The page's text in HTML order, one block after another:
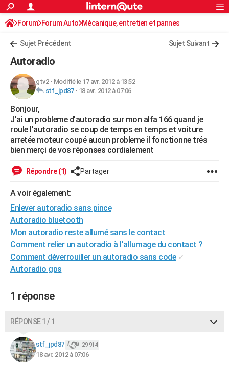
ACTUALITÉS
Politique
Société
Faits Divers
Education
Monde
Villes
+
FINANCE
Retraite
Impôts
Epargne
Immobilier
Risques naturels par ville
Banque
Assurance
Crédit
AUTO
Essais
Réserver un essai
Citadines
Berlines
SUV
Forum auto
+HIGH-TECH
Mobiles
Meilleur smartphone
Internet
Ordinateurs
Jeux vidéo
Guide high-tech
+BRICOLAGE
Forum
Aménagement intérieur
Extérieur
Cuisine
Salle de bains
Jardinage
Rangement
Guides de France
Escapades
Patrimoine
Expositions
Musées
Week-end nature
Art de vivre
Bien-être
Loisirs
Mode
Modes de vie
Alimentation
Guide de la santé
Maladies
Médicaments
Sommeil
VOYAGE
PHOTO
GUIDES D'ACHAT
CARTE DE VOEUX
Carte de Noël
Carte Bonne année
Carte Saint-Valentin
Carte Pâques
Carte d'anniversaire
DICTIONNAIRE
Dictionnaire
Biographies
Citations
Expressions
Proverbes
PROGRAMME TV
Rechercher
S'inscrire
Connexion
Forum Forum Auto Mécanique, entretien et pannes
Autoradio / Système embarqué, CB
Sujet Précédent Sujet Suivant
Autoradio
gtv2- Modifié le 17 avr. 2012 à 13:52
stf_jpd87- 18 avr. 2012 à 07:06
Bonjour,
J'ai un probleme d'autoradio sur mon alfa 166 quand je
roule l'autoradio se coup de temps en temps et voiture
arretée moteur coupé aucun probleme il fonctionne trés
bien merçi de vos réponses cordialement
Répondre (1) Partager
A voir également:
Enlever autoradio sans pince
Autoradio bluetooth
Mon autoradio reste allumé sans le contact
Comment relier un autoradio à l'allumage du contact ?
Comment déverrouiller un autoradio sans code ✓
Autoradio gps
1 réponse
RÉPONSE 1 / 1
stf_jpd87 29 914
18 avr. 2012 à 07:06